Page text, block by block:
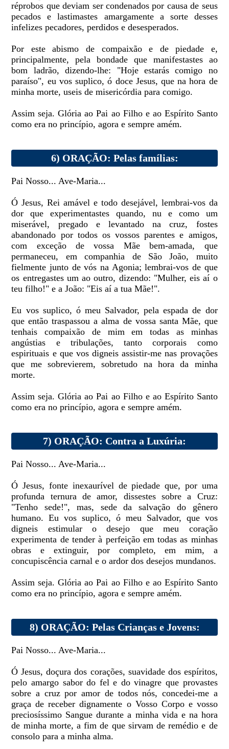
réprobos que deviam ser condenados por causa de seus
pecados e lastimastes amargamente a sorte desses
infelizes pecadores, perdidos e desesperados.
Por este abismo de compaixão e de piedade e,
principalmente, pela bondade que manifestastes ao
bom ladrão, dizendo-lhe: "Hoje estarás comigo no
paraíso", eu vos suplico, ó doce Jesus, que na hora de
minha morte, useis de misericórdia para comigo.
Assim seja. Glória ao Pai ao Filho e ao Espírito Santo
como era no princípio, agora e sempre amém.
6) ORAÇÃO: Pelas famílias:
Pai Nosso... Ave-Maria...
Ó Jesus, Rei amável e todo desejável, lembrai-vos da
dor que experimentastes quando, nu e como um
miserável, pregado e levantado na cruz, fostes
abandonado por todos os vossos parentes e amigos,
com exceção de vossa Mãe bem-amada, que
permaneceu, em companhia de São João, muito
fielmente junto de vós na Agonia; lembrai-vos de que
os entregastes um ao outro, dizendo: "Mulher, eis aí o
teu filho!" e a João: "Eis aí a tua Mãe!".
Eu vos suplico, ó meu Salvador, pela espada de dor
que então traspassou a alma de vossa santa Mãe, que
tenhais compaixão de mim em todas as minhas
angústias e tribulações, tanto corporais como
espirituais e que vos digneis assistir-me nas provações
que me sobrevierem, sobretudo na hora da minha
morte.
Assim seja. Glória ao Pai ao Filho e ao Espírito Santo
como era no princípio, agora e sempre amém.
7) ORAÇÃO: Contra a Luxúria:
Pai Nosso... Ave-Maria...
Ó Jesus, fonte inexaurível de piedade que, por uma
profunda ternura de amor, dissestes sobre a Cruz:
"Tenho sede!", mas, sede da salvação do gênero
humano. Eu vos suplico, ó meu Salvador, que vos
digneis estimular o desejo que meu coração
experimenta de tender à perfeição em todas as minhas
obras e extinguir, por completo, em mim, a
concupiscência carnal e o ardor dos desejos mundanos.
Assim seja. Glória ao Pai ao Filho e ao Espírito Santo
como era no princípio, agora e sempre amém.
8) ORAÇÃO: Pelas Crianças e Jovens:
Pai Nosso... Ave-Maria...
Ó Jesus, doçura dos corações, suavidade dos espíritos,
pelo amargo sabor do fel e do vinagre que provastes
sobre a cruz por amor de todos nós, concedei-me a
graça de receber dignamente o Vosso Corpo e vosso
preciosíssimo Sangue durante a minha vida e na hora
de minha morte, a fim de que sirvam de remédio e de
consolo para a minha alma.